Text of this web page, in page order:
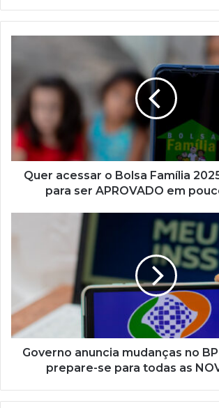
Bolsa
2025?
Veja
dicas
para
APROVADO
Quer acessar o Bolsa Família
para ser APROVADO em
janeiro;
prepare-
se
paraGoverno anuncia mudanças no
prepare-se para todas as